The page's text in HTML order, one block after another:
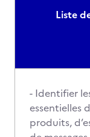
Liste
- Identifier
essentielles
produits,